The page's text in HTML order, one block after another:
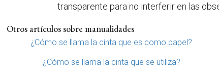
transparente para no interferir en las
Otros artículos sobre manualidades
¿Cómo se llama la cinta que es como papel?
¿Cómo se llama la cinta que se utiliza?